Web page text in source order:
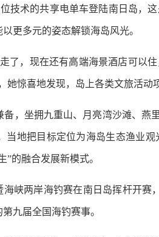
术的共享电单车登陆南日岛，
更多元的姿态解锁海岛风光。
，现在还有高端海景酒店可以
惊喜地发现，岛上各类文旅活动
坐拥九重山、月亮湾沙滩、燕
当地把目标定位为海岛生态渔业
的融合发展新模式。
峡两岸海钓赛在南日岛挥杆开赛
九届全国海钓赛事。